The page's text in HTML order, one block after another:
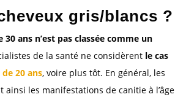
gris/blancs ?
30 ans n’est pas classée comme un
de la santé ne considèrent le cas
20 ans, voire plus tôt. En général, les
les manifestations de canitie à l’âge